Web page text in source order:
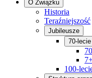
O Związku
Historia
Teraźniejszość
Jubileusze
70-lecie
100-